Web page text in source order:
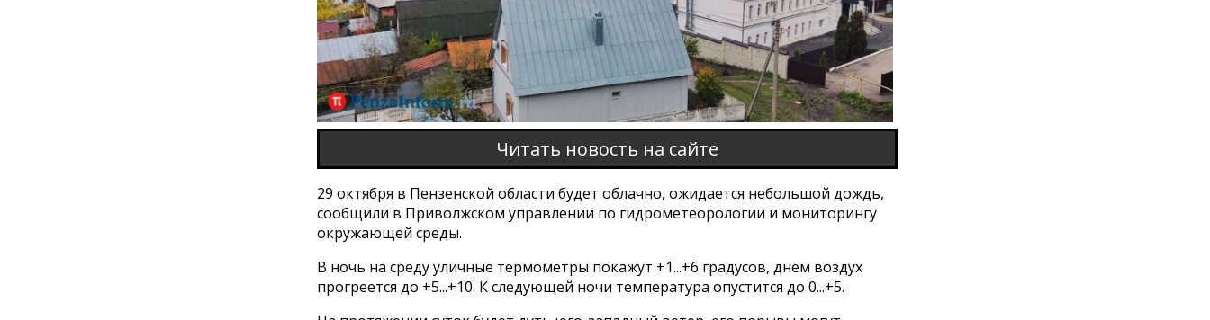
Читать новость на сайте
29 октября в Пензенской области будет облачно, ожидается небольшой дождь,
сообщили в Приволжском управлении по гидрометеорологии и мониторингу
окружающей среды.
В ночь на среду уличные термометры покажут +1...+6 градусов, днем воздух
прогреется до +5...+10. К следующей ночи температура опустится до 0...+5.